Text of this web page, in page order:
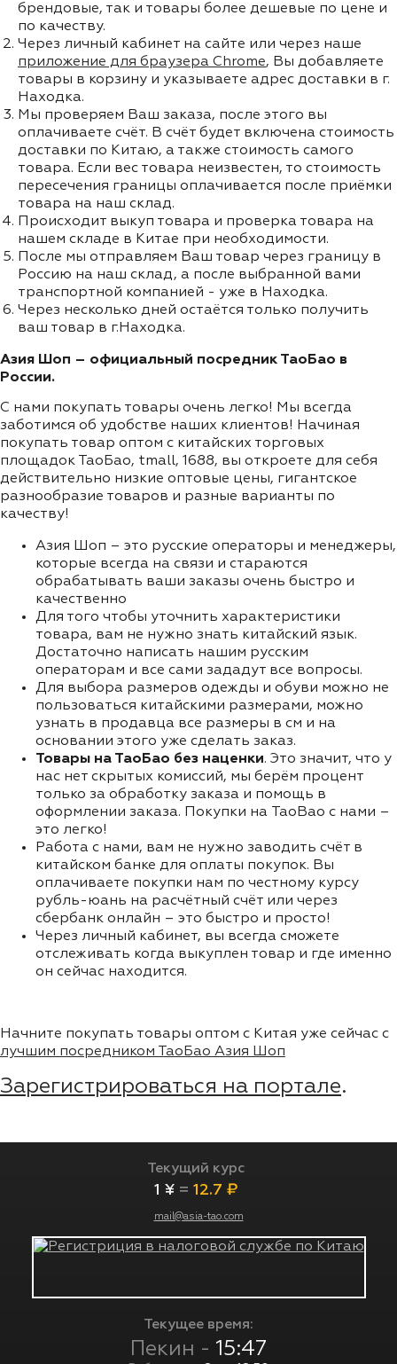
брендовые, так и товары более дешевые по цене и
по качеству.
Через личный кабинет на сайте или через наше
приложение для браузера Chrome, Вы добавляете
товары в корзину и указываете адрес доставки в г.
Находка.
Мы проверяем Ваш заказа, после этого вы
оплачиваете счёт. В счёт будет включена стоимость
доставки по Китаю, а также стоимость самого
товара. Если вес товара неизвестен, то стоимость
пересечения границы оплачивается после приёмки
товара на наш склад.
Происходит выкуп товара и проверка товара на
нашем складе в Китае при необходимости.
После мы отправляем Ваш товар через границу в
Россию на наш склад, а после выбранной вами
транспортной компанией - уже в Находка.
Через несколько дней остаётся только получить
ваш товар в г.Находка.
Азия Шоп – официальный посредник ТаоБао в
России.
С нами покупать товары очень легко! Мы всегда
заботимся об удобстве наших клиентов! Начиная
покупать товар оптом с китайских торговых
площадок ТаоБао, tmall, 1688, вы откроете для себя
действительно низкие оптовые цены, гигантское
разнообразие товаров и разные варианты по
качеству!
Азия Шоп – это русские операторы и менеджеры,
которые всегда на связи и стараются
обрабатывать ваши заказы очень быстро и
качественно
Для того чтобы уточнить характеристики
товара, вам не нужно знать китайский язык.
Достаточно написать нашим русским
операторам и все сами зададут все вопросы.
Для выбора размеров одежды и обуви можно не
пользоваться китайскими размерами, можно
узнать в продавца все размеры в см и на
основании этого уже сделать заказ.
Товары на ТаоБао без наценки. Это значит, что у
нас нет скрытых комиссий, мы берём процент
только за обработку заказа и помощь в
оформлении заказа. Покупки на TaoBao с нами –
это легко!
Работа с нами, вам не нужно заводить счёт в
китайском банке для оплаты покупок. Вы
оплачиваете покупки нам по честному курсу
рубль-юань на расчётный счёт или через
сбербанк онлайн – это быстро и просто!
Через личный кабинет, вы всегда сможете
отслеживать когда выкуплен товар и где именно
он сейчас находится.
Начните покупать товары оптом с Китая уже сейчас с
лучшим посредником ТаоБао Азия Шоп
Зарегистрироваться на портале.
Текущий курс
1 ¥ = 12.7 ₽
mail@asia-tao.com
Текущее время:
Пекин - 15:47